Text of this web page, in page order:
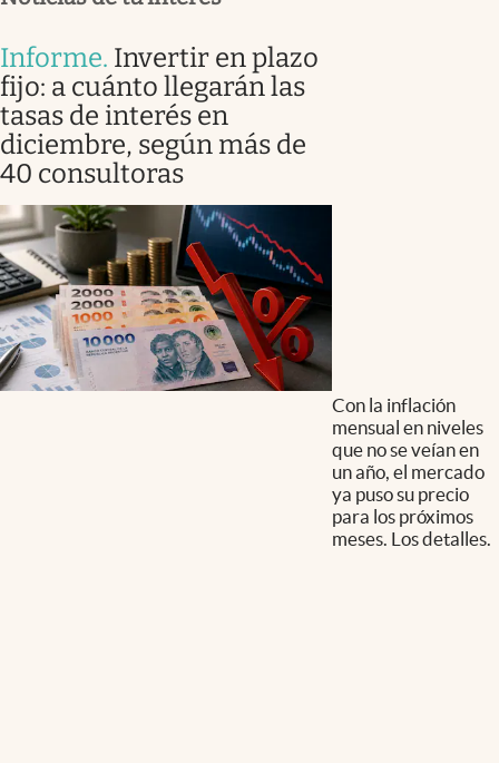
Informe. Invertir en plazo
fijo: a cuánto llegarán las
tasas de interés en
diciembre, según más de
40 consultoras
Con la inflación
mensual en niveles
que no se veían en
un año, el mercado
ya puso su precio
para los próximos
meses. Los detalles.